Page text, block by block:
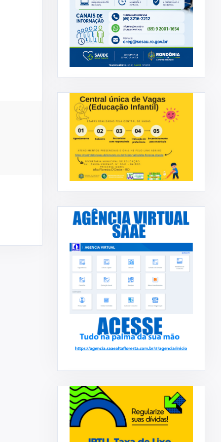
ADMINISTRAÇÃO
CHAMAMENTO PÚBLICO Nº002-2026-
AQUISIÇÃO DE ALIMENTO-PPA